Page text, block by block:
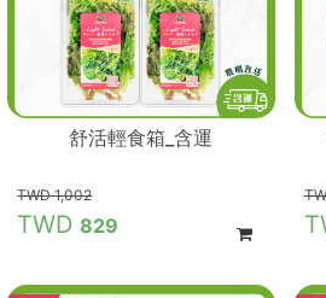
舒活輕食箱_含運
1,002
829